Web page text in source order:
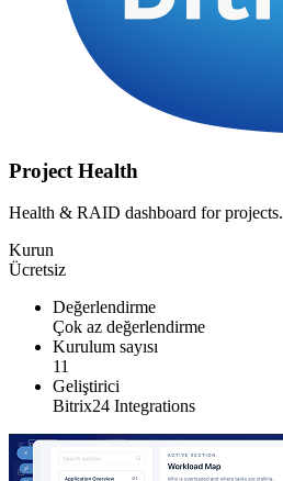
Project Health
Health & RAID dashboard for projects.
Kurun
Ücretsiz
Değerlendirme
Çok az değerlendirme
Kurulum sayısı
11
Geliştirici
Bitrix24 Integrations